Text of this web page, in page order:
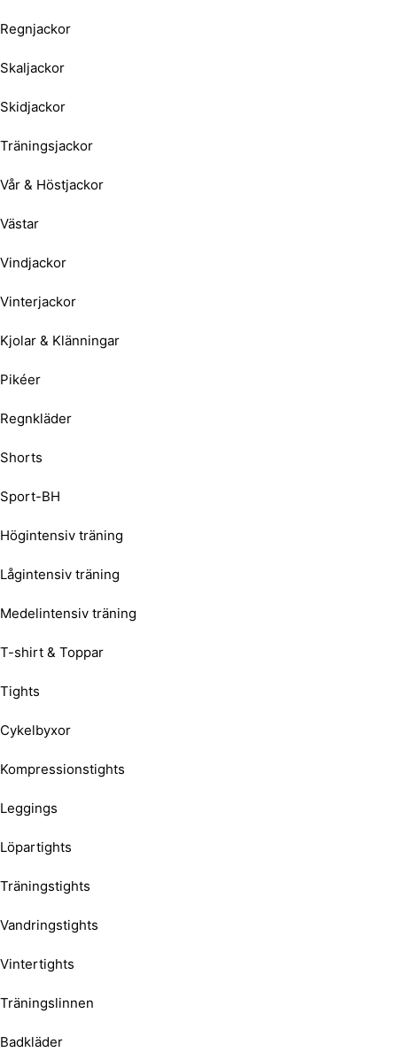
Regnjackor
Skaljackor
Skidjackor
Träningsjackor
Vår & Höstjackor
Västar
Vindjackor
Vinterjackor
Kjolar & Klänningar
Pikéer
Regnkläder
Shorts
Sport-BH
Högintensiv träning
Lågintensiv träning
Medelintensiv träning
T-shirt & Toppar
Tights
Cykelbyxor
Kompressionstights
Leggings
Löpartights
Träningstights
Vandringstights
Vintertights
Träningslinnen
Badkläder